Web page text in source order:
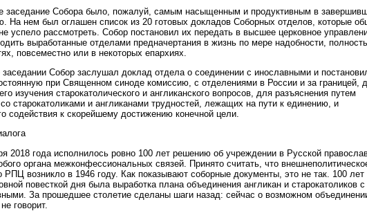
заседание Собора было, пожалуй, самым насыщенным и продуктивным в
На нем был оглашен список из 20 готовых докладов Соборных отделов, которые
успело рассмотреть. Собор постановил их передать в высшее церковное
выработанные отделами предначертания в жизнь по мере надобности,
повсеместно или в некоторых епархиях.
Собор заслушал доклад отдела о соединении с инославными и
при Священном синоде комиссию, с отделениями в России и за границей,
изучения старокатолического и англиканского вопросов, для разъяснения путем
старокатоликами и англиканами трудностей, лежащих на пути к единению, и
содействия к скорейшему достижению конечной цели.
2018 года исполнилось ровно 100 лет решению об учреждении в Русской
органа межконфессиональных связей. Принято считать, что
РПЦ возникло в 1946 году. Как показывают соборные документы, это не так. 100 лет
повесткой дня была выработка плана объединения англикан и старокатоликов с
За прошедшее столетие сделаны шаги назад: сейчас о возможном
говорит.